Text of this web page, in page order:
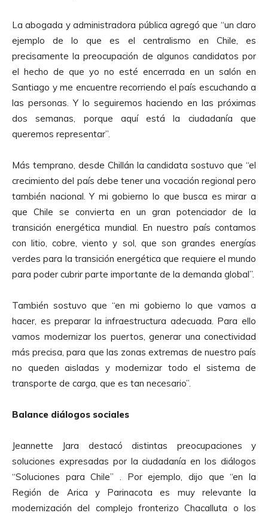
La abogada y administradora pública agregó que “un claro
ejemplo de lo que es el centralismo en Chile, es
precisamente la preocupación de algunos candidatos por
el hecho de que yo no esté encerrada en un salón en
Santiago y me encuentre recorriendo el país escuchando a
las personas. Y lo seguiremos haciendo en las próximas
dos semanas, porque aquí está la ciudadanía que
queremos representar”.
Más temprano, desde Chillán la candidata sostuvo que “el
crecimiento del país debe tener una vocación regional pero
también nacional. Y mi gobierno lo que busca es mirar a
que Chile se convierta en un gran potenciador de la
transición energética mundial. En nuestro país contamos
con litio, cobre, viento y sol, que son grandes energías
verdes para la transición energética que requiere el mundo
para poder cubrir parte importante de la demanda global”.
También sostuvo que “en mi gobierno lo que vamos a
hacer, es preparar la infraestructura adecuada. Para ello
vamos modernizar los puertos, generar una conectividad
más precisa, para que las zonas extremas de nuestro país
no queden aisladas y modernizar todo el sistema de
transporte de carga, que es tan necesario”.
Balance diálogos sociales
Jeannette Jara destacó distintas preocupaciones y
soluciones expresadas por la ciudadanía en los diálogos
“Soluciones para Chile” . Por ejemplo, dijo que “en la
Región de Arica y Parinacota es muy relevante la
modernización del complejo fronterizo Chacalluta o los